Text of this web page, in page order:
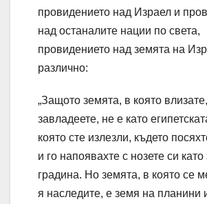
провидението над Израел и
над останалите нации по света,
провидението над земята на
различно:
„Защото земята, в която
завладеете, не е като
която сте излезли, където
и го напоявахте с нозете си като
градина. Но земята, в която се
я наследите, е земя на планини